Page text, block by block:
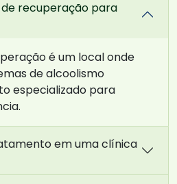
recuperação para
é um local onde
de alcoolismo
especializado para
em uma clínica